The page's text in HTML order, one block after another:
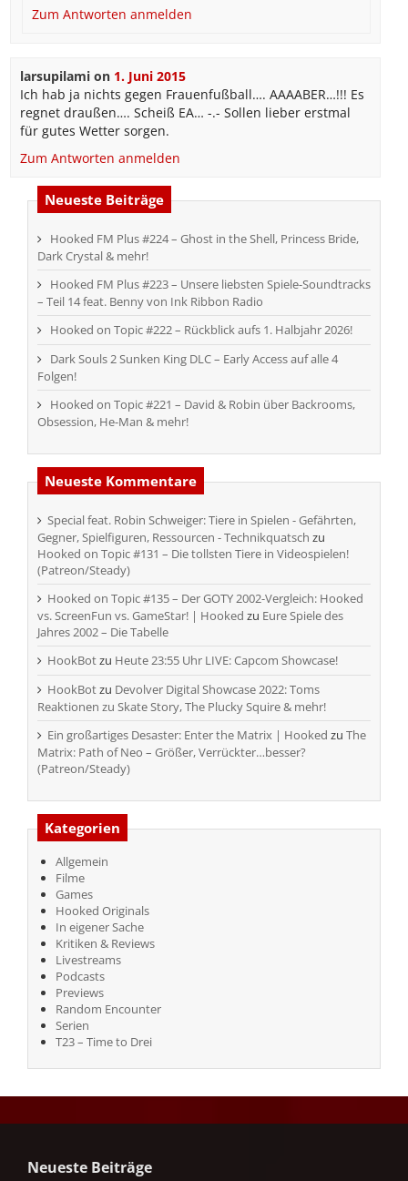
Zum Antworten anmelden
larsupilamion 1. Juni 2015
Ich hab ja nichts gegen Frauenfußball…. AAAABER…!!! Es
regnet draußen…. Scheiß EA… -.- Sollen lieber erstmal
für gutes Wetter sorgen.
Zum Antworten anmelden
Neueste Beiträge
Hooked FM Plus #224 – Ghost in the Shell, Princess Bride,
Dark Crystal & mehr!
Hooked FM Plus #223 – Unsere liebsten Spiele-Soundtracks
– Teil 14 feat. Benny von Ink Ribbon Radio
Hooked on Topic #222 – Rückblick aufs 1. Halbjahr 2026!
Dark Souls 2 Sunken King DLC – Early Access auf alle 4
Folgen!
Hooked on Topic #221 – David & Robin über Backrooms,
Obsession, He-Man & mehr!
Neueste Kommentare
Special feat. Robin Schweiger: Tiere in Spielen - Gefährten,
Gegner, Spielfiguren, Ressourcen - Technikquatsch zu
Hooked on Topic #131 – Die tollsten Tiere in Videospielen!
(Patreon/Steady)
Hooked on Topic #135 – Der GOTY 2002-Vergleich: Hooked
vs. ScreenFun vs. GameStar! | Hooked zu Eure Spiele des
Jahres 2002 – Die Tabelle
HookBotzu Heute 23:55 Uhr LIVE: Capcom Showcase!
HookBotzu Devolver Digital Showcase 2022: Toms
Reaktionen zu Skate Story, The Plucky Squire & mehr!
Ein großartiges Desaster: Enter the Matrix | Hooked zu The
Matrix: Path of Neo – Größer, Verrückter…besser?
(Patreon/Steady)
Kategorien
Allgemein
Filme
Games
Hooked Originals
In eigener Sache
Kritiken & Reviews
Livestreams
Podcasts
Previews
Random Encounter
Serien
T23 – Time to Drei
Neueste Beiträge